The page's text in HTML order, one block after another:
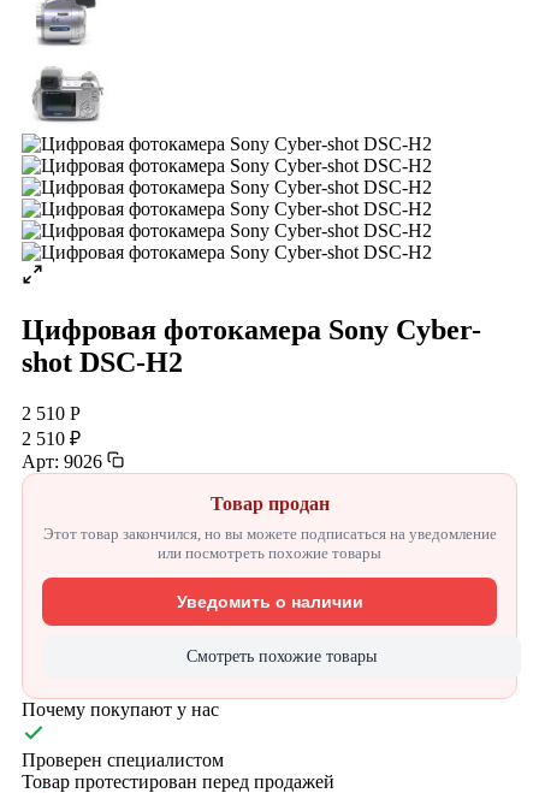
Цифровая фотокамера Sony Cyber-
shot DSC-H2
2 510 Р
2 510 ₽
Арт: 9026
Товар продан
Этот товар закончился, но вы можете подписаться на уведомление
или посмотреть похожие товары
Уведомить о наличии
Смотреть похожие товары
Почему покупают у нас
Проверен специалистом
Товар протестирован перед продажей